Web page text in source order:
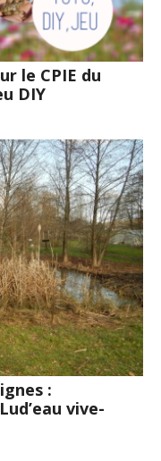
le CPIE du
DIY
:
vive-